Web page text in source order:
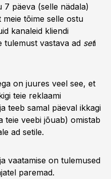
7 päeva (selle nädala)
tõime selle ostu
kanaleid kliendi
tulemust vastava ad seti
on juures veel see, et
teie reklaami
teeb samal päeval ikkagi
teie veebi jõuab) omistab
ad setile.
vaatamise on tulemused
paremad.